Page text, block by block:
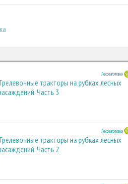
Лесозаготовка
тракторы на рубках лесных
Часть 3
Лесозаготовка
тракторы на рубках лесных
Часть 2